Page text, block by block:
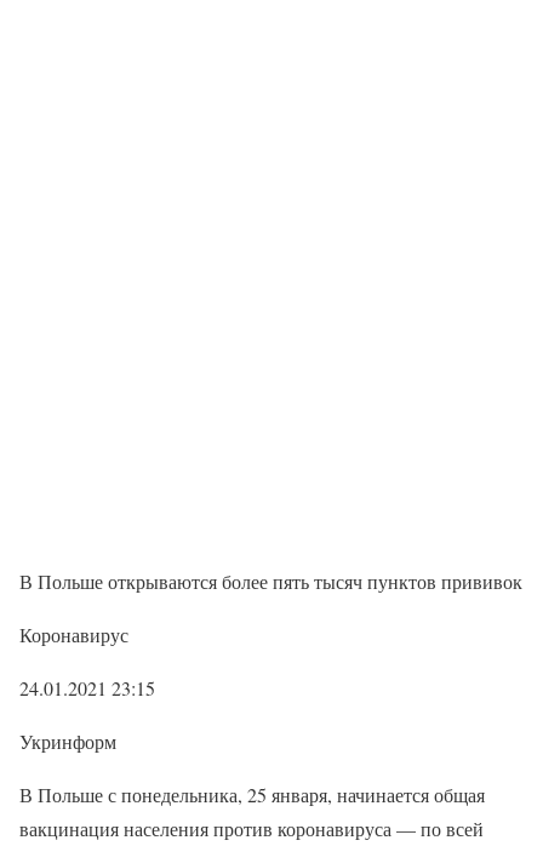
В Польше открываются более пять тысяч пунктов прививок
Коронавирус
24.01.2021 23:15
Укринформ
В Польше с понедельника, 25 января, начинается общая
вакцинация населения против коронавируса — по всей